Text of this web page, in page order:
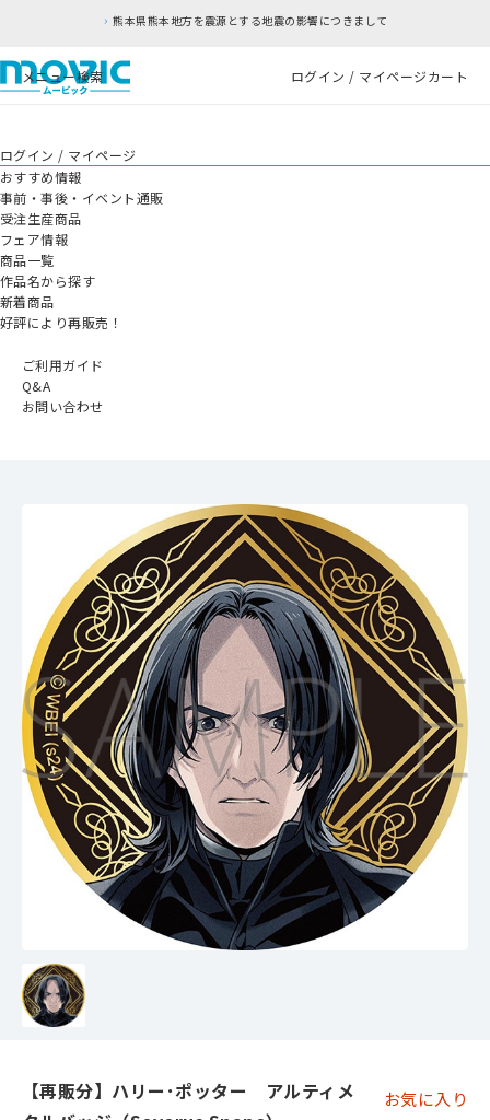
熊本県熊本地方を震源とする地震の影響につきまして
メニュー検索 ログイン / マイページカート
ログイン / マイページ
おすすめ情報
事前・事後・イベント通販
受注生産商品
フェア情報
商品一覧
作品名から探す
新着商品
好評により再販売！
ご利用ガイド
Q&A
お問い合わせ
【再販分】ハリー･ポッター アルティメ
お気に入り